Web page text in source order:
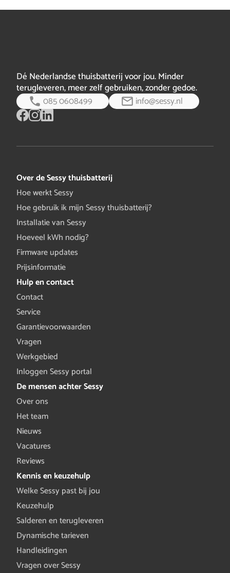
schijnt. Dan helpt Sessy om de pieken in verbruik af te
Dé Nederlandse thuisbatterij voor jou. Minder
terugleveren, meer zelf gebruiken, zonder gedoe.
085 0608499
info@sessy.nl
Over de Sessy thuisbatterij
Hoe werkt Sessy
Hoe gebruik ik mijn Sessy thuisbatterij?
Installatie van Sessy
Hoeveel kWh nodig?
Firmware updates
Prijsinformatie
Hulp en contact
Contact
Service
Garantievoorwaarden
Vragen
Werkgebied
Inloggen Sessy portal
De mensen achter Sessy
Over ons
Het team
Nieuws
Vacatures
Reviews
Kennis en keuzehulp
Welke Sessy past bij jou
Keuzehulp
Salderen en terugleveren
Dynamische tarieven
Handleidingen
Vragen over Sessy